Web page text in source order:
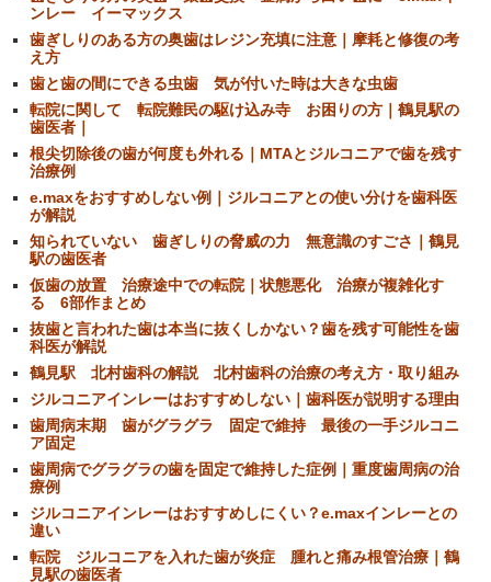
ンレー イーマックス
歯ぎしりのある方の奥歯はレジン充填に注意｜摩耗と修復の考
え方
歯と歯の間にできる虫歯 気が付いた時は大きな虫歯
転院に関して 転院難民の駆け込み寺 お困りの方｜鶴見駅の
歯医者｜
根尖切除後の歯が何度も外れる｜MTAとジルコニアで歯を残す
治療例
e.maxをおすすめしない例｜ジルコニアとの使い分けを歯科医
が解説
知られていない 歯ぎしりの脅威の力 無意識のすごさ｜鶴見
駅の歯医者
仮歯の放置 治療途中での転院｜状態悪化 治療が複雑化す
る 6部作まとめ
抜歯と言われた歯は本当に抜くしかない？歯を残す可能性を歯
科医が解説
鶴見駅 北村歯科の解説 北村歯科の治療の考え方・取り組み
ジルコニアインレーはおすすめしない｜歯科医が説明する理由
歯周病末期 歯がグラグラ 固定で維持 最後の一手ジルコニ
ア固定
歯周病でグラグラの歯を固定で維持した症例｜重度歯周病の治
療例
ジルコニアインレーはおすすめしにくい？e.maxインレーとの
違い
転院 ジルコニアを入れた歯が炎症 腫れと痛み根管治療｜鶴
見駅の歯医者